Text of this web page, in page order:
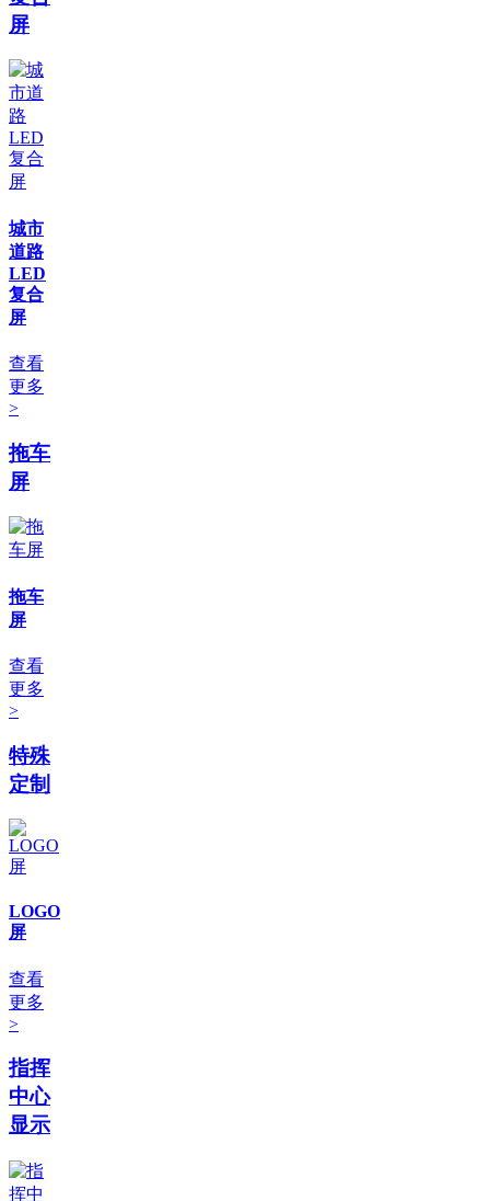
屏
城市
道路
LED
复合
屏
查看
更多
>
拖车
屏
拖车
屏
查看
更多
>
特殊
定制
LOGO
屏
查看
更多
>
指挥
中心
显示